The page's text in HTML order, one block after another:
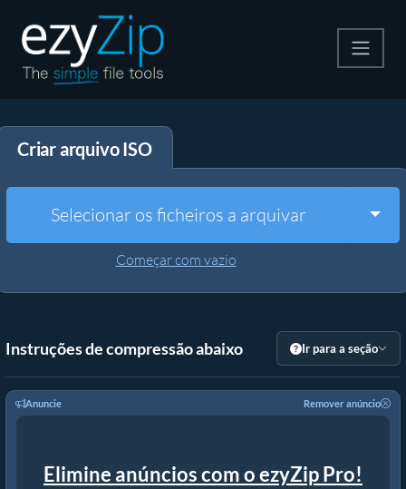
Descompactar
Outras Ferramentas
Criar arquivo ISO
Selecionar os ficheiros a arquivar
Começar com vazio
Instruções de compressão abaixo Ir para a seção
Anuncie Remover anúncio
Elimine anúncios com o ezyZip Pro!